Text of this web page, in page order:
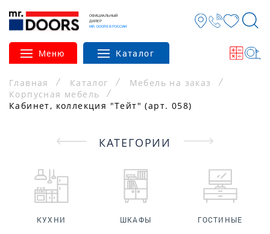
ОФИЦИАЛЬНЫЙ
ДИЛЕР
MR. DOORS В РОССИИ
Меню Каталог
Главная Каталог
Мебель на заказ
Корпусная мебель
Кабинет, коллекция "Тейт" (арт. 058)
КАТЕГОРИИ
КУХНИ ШКАФЫ ГОСТИНЫЕ